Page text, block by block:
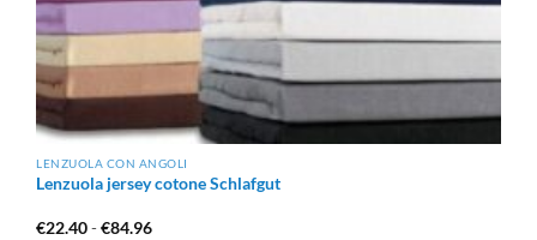
LENZUOLA CON ANGOLI
Lenzuola jersey cotone Schlafgut
€22.40-€84.96Fascia